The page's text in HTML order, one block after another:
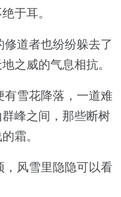
于耳。
道者也纷纷躲去了
之威的气息相抗。
雪花降落，一道难
峰之间，那些断树
霜。
风雪里隐隐可以看